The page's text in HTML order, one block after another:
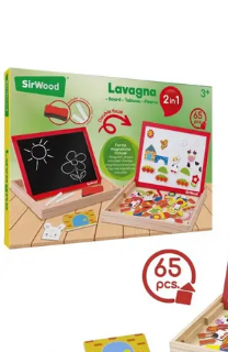
- Egyéb nyári játékok
Lábbal hajtós
járművek
Téli játékok